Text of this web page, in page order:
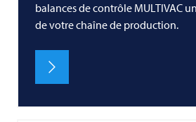
balances de contrôle MULTIVAC
de votre chaîne de production.